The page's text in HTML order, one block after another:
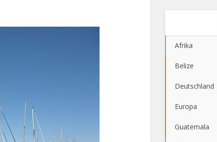
Afrika
Belize
Deutschland
Europa
Guatemala